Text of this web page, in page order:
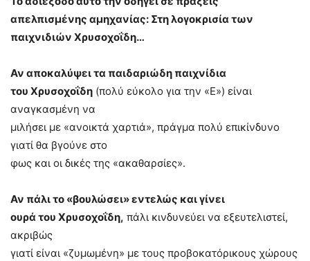
απελπισμένης αμηχανίας: Στη λογοκρισία των
παιχνιδιών Χρυσοχοΐδη…
Αν αποκαλύψει τα παιδαριώδη παιχνίδια
του Χρυσοχοΐδη (πολύ εύκολο για την «Ε») είναι
αναγκασμένη να
μιλήσει με «ανοικτά χαρτιά», πράγμα πολύ επικίνδυνο
γιατί θα βγούνε στο
φως και οι δικές της «ακαθαρσίες».
Αν πάλι το «βουλώσει» εντελώς και γίνει
ουρά του Χρυσοχοΐδη, πάλι κινδυνεύει να εξευτελιστεί,
ακριβώς
γιατί είναι «ζυμωμένη» με τους προβοκατόρικους χώρους